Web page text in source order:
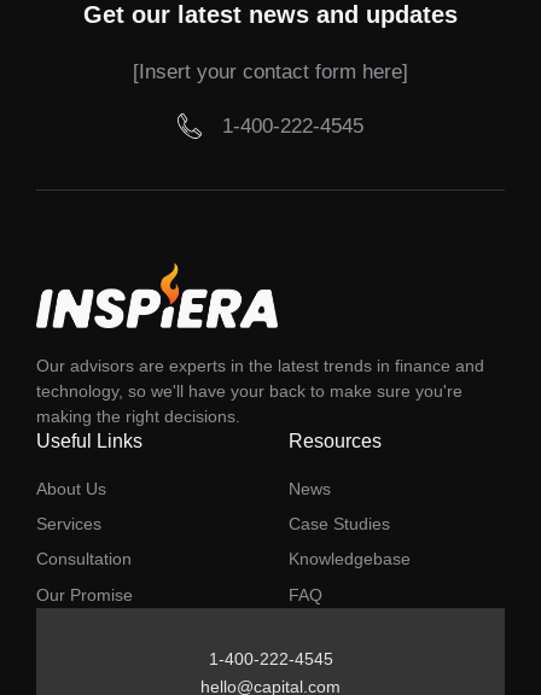
Get our latest news and updates
[Insert your contact form here]
1-400-222-4545
Our advisors are experts in the latest trends in finance and
technology, so we'll have your back to make sure you're
making the right decisions.
Useful Links
About Us
Services
Consultation
Our Promise
Resources
News
Case Studies
Knowledgebase
FAQ
1-400-222-4545
hello@capital.com